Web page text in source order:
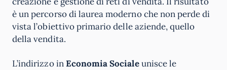
è un percorso di laurea moderno che non perde di
vista l’obiettivo primario delle aziende, quello
della vendita.
L’indirizzo inEconomia Socialeunisce le